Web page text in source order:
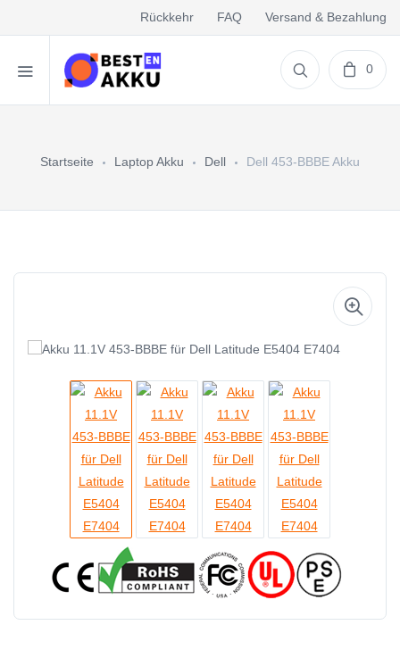
Rückkehr FAQ Versand & Bezahlung
0
Startseite Laptop Akku Dell Dell 453-BBBE Akku